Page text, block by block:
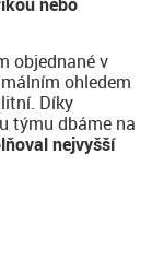
objednané v
ohledem
Díky
týmu dbáme na
nejvyšší